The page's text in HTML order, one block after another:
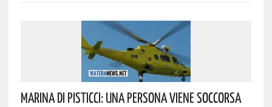
Marina Di Pisticci: Una Persona Viene Soccorsa